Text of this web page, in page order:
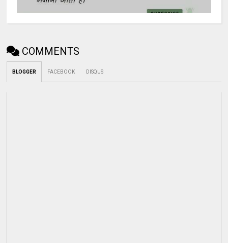
COMMENTS
BLOGGER FACEBOOK DISQUS